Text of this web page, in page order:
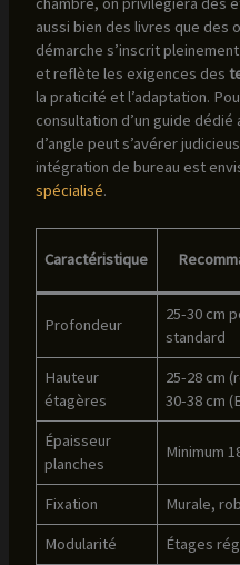
aussi bien des livres que des
démarche s’inscrit
et reflète les exigences des
la praticité et l’adaptation.
consultation d’un guide
d’angle peut s’avérer
intégration de bureau est
spécialisé.
Caractéristique
Profondeur
25-30 cm
standard
Hauteur
étagères
25-28 cm
30-38 cm
Épaisseur
planches
Minimum
Fixation
Murale,
Modularité
Étages